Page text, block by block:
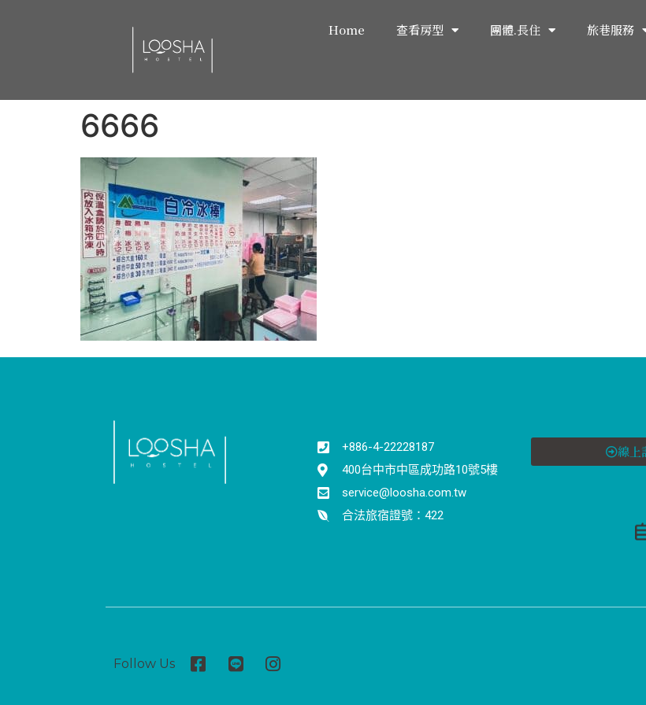
Home 查看房型 團體.長住 旅巷服務
6666
+886-4-22228187
400台中市中區成功路10號5樓
service@loosha.com.tw
合法旅宿證號：422
線上
Follow Us